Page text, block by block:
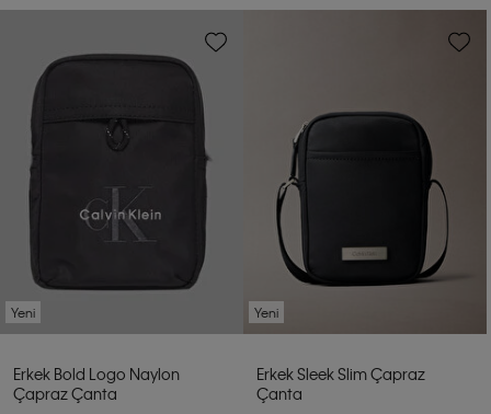
Yeni
Erkek Bold Logo Naylon
Çapraz Çanta
Yeni
Erkek Sleek Slim Çapraz
Çanta